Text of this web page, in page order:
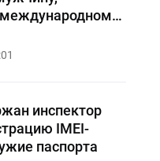
инспектор
IMEI-
паспорта